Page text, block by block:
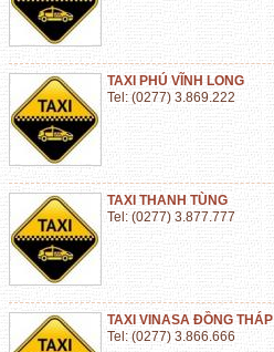
TAXI PHÚ VĨNH LONG
Tel: (0277) 3.869.222
TAXI THANH TÙNG
Tel: (0277) 3.877.777
TAXI VINASA ĐỒNG THÁP
Tel: (0277) 3.866.666